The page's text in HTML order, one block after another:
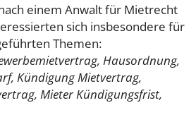
einem Anwalt für Mietrecht
sich insbesondere für
Themen:
Hausordnung,
Kündigung Mietvertrag,
Mieter Kündigungsfrist,